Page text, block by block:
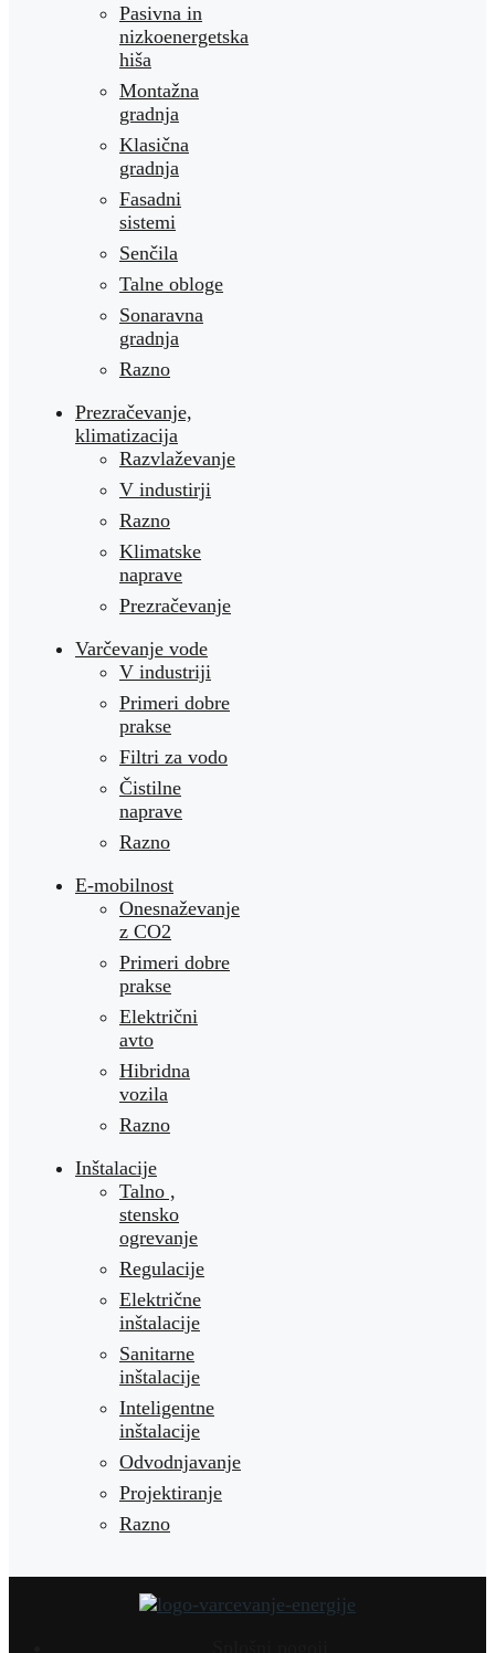
Pasivna in
nizkoenergetska
hiša
Montažna
gradnja
Klasična
gradnja
Fasadni
sistemi
Senčila
Talne obloge
Sonaravna
gradnja
Razno
Prezračevanje,
klimatizacija
Razvlaževanje
V industirji
Razno
Klimatske
naprave
Prezračevanje
Varčevanje vode
V industriji
Primeri dobre
prakse
Filtri za vodo
Čistilne
naprave
Razno
E-mobilnost
Onesnaževanje
z CO2
Primeri dobre
prakse
Električni
avto
Hibridna
vozila
Razno
Inštalacije
Talno ,
stensko
ogrevanje
Regulacije
Električne
inštalacije
Sanitarne
inštalacije
Inteligentne
inštalacije
Odvodnjavanje
Projektiranje
Razno